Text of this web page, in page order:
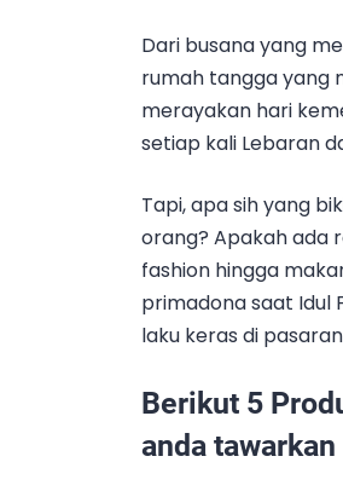
Dari busana yang
rumah tangga yang
merayakan hari
setiap kali Lebaran
Tapi, apa sih yang
orang? Apakah ada
fashion hingga
primadona saat Idul
laku keras di
Berikut 5
anda tawarkan